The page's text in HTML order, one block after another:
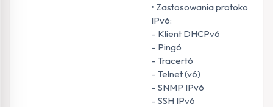
• Zastosowania protokołu
IPv6:
– Klient DHCPv6
– Ping6
– Tracert6
– Telnet (v6)
– SNMP IPv6
– SSH IPv6